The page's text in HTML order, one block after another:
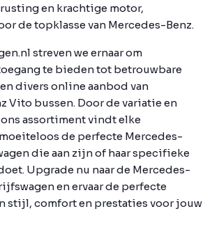
en krachtige motor,
de topklasse van Mercedes-Benz.
streven we ernaar om
te bieden tot betrouwbare
divers online aanbod van
Vito bussen. Door de variatie en
assortiment vindt elke
de perfecte Mercedes-
die aan zijn of haar specifieke
Upgrade nu naar de Mercedes-
en ervaar de perfecte
stijl, comfort en prestaties voor jouw